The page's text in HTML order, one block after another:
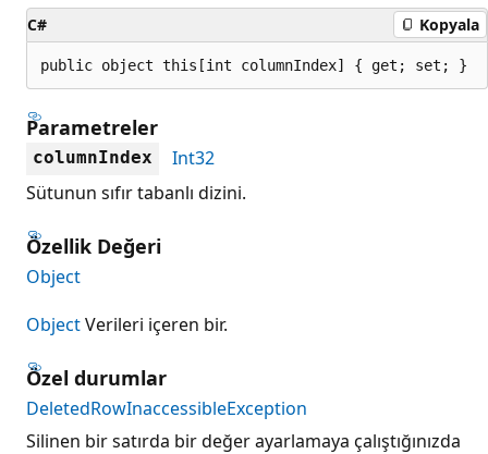
C# Kopyala
public object this[int columnIndex] { get; set; }
Parametreler
columnIndex
Int32
Sütunun sıfır tabanlı dizini.
Özellik Değeri
Object
ObjectVerileri içeren bir.
Özel durumlar
DeletedRowInaccessibleException
Silinen bir satırda bir değer ayarlamaya çalıştığınızda